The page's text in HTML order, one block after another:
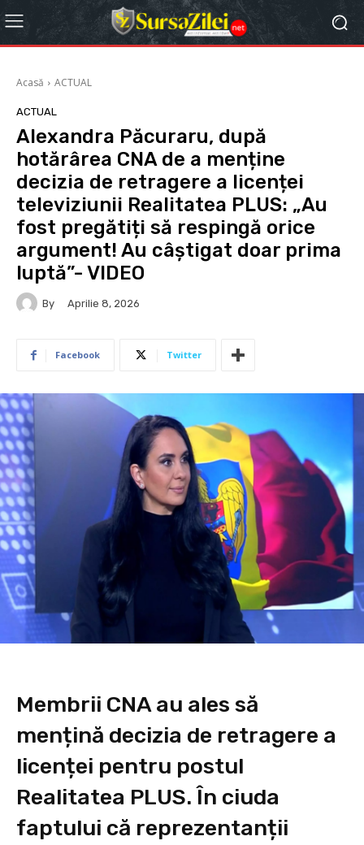
Acasă ACTUAL
ACTUAL
Alexandra Păcuraru, după
hotărârea CNA de a menține
decizia de retragere a licenței
televiziunii Realitatea PLUS: „Au
fost pregătiți să respingă orice
argument! Au câștigat doar prima
luptă”- VIDEO
By Aprilie 8, 2026
Facebook Twitter
Membrii CNA au ales să
mențină decizia de retragere a
licenței pentru postul
Realitatea PLUS. În ciuda
faptului că reprezentanții